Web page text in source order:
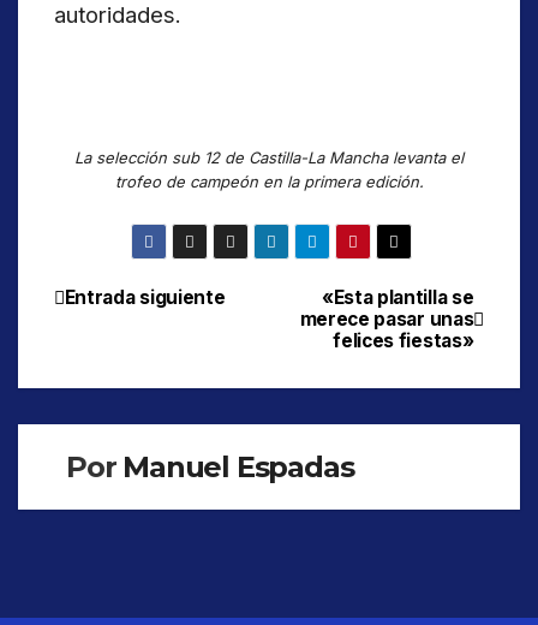
autoridades.
La selección sub 12 de Castilla-La Mancha levanta el
trofeo de campeón en la primera edición.
Navegación
«Esta plantilla se
merece pasar unas
felices fiestas»
Entrada siguiente
Por Manuel Espadas